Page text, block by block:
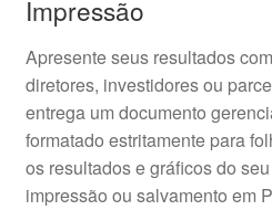
Impressão
Apresente seus resultados
diretores, investidores ou
entrega um documento
formatado estritamente para
os resultados e gráficos do
impressão ou salvamento em